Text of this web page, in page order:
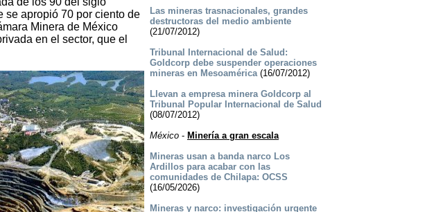
se apropió 70 por ciento de
Minera de México
en el sector, que el
Las mineras trasnacionales, grandes
destructoras del medio ambiente
(21/07/2012)
Tribunal Internacional de Salud:
Goldcorp debe suspender operaciones
mineras en Mesoamérica(16/07/2012)
Llevan a empresa minera Goldcorp al
Tribunal Popular Internacional de Salud
(08/07/2012)
México- Minería a gran escala
Mineras usan a banda narco Los
Ardillos para acabar con las
comunidades de Chilapa: OCSS
(16/05/2026)
Mineras y narco: investigación urgente